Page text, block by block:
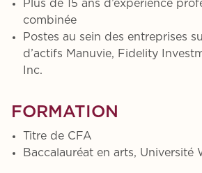
Plus de 15 ans d’expérience
combinée
Postes au sein des entreprises
d’actifs Manuvie, Fidelity
Inc.
FORMATION
Titre de CFA
Baccalauréat en arts, Université